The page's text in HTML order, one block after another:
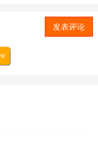
发表评论